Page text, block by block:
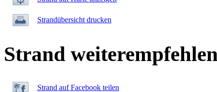
Strandübersicht drucken
Strand
Strand auf Facebook teilen